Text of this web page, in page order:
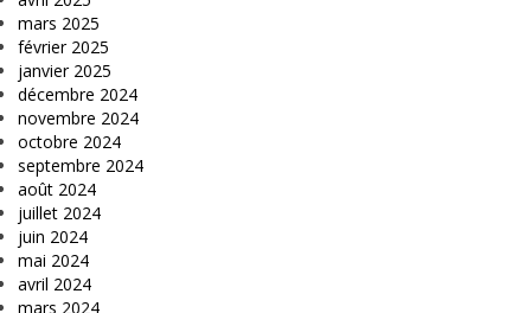
mars 2025
février 2025
janvier 2025
décembre 2024
novembre 2024
octobre 2024
septembre 2024
août 2024
juillet 2024
juin 2024
mai 2024
avril 2024
mars 2024